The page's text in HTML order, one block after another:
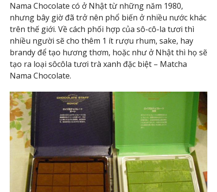
Nama Chocolate có ở Nhật từ những năm 1980,
nhưng bây giờ đã trở nên phổ biến ở nhiều nước khác
trên thế giới. Về cách phối hợp của sô-cô-la tươi thì
nhiều người sẽ cho thêm 1 ít rượu rhum, sake, hay
brandy để tạo hương thơm, hoặc như ở Nhật thì họ sẽ
tạo ra loại sôcôla tươi trà xanh đặc biệt – Matcha
Nama Chocolate.